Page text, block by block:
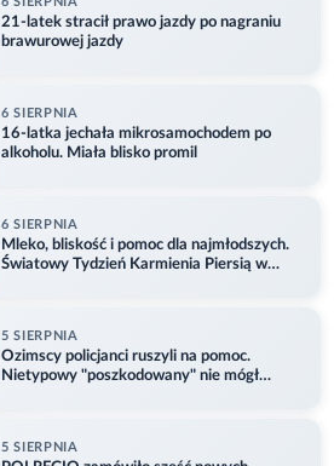
21-latek stracił prawo jazdy po nagraniu
brawurowej jazdy
6 SIERPNIA
16-latka jechała mikrosamochodem po
alkoholu. Miała blisko promil
6 SIERPNIA
Mleko, bliskość i pomoc dla najmłodszych.
Światowy Tydzień Karmienia Piersią w
5 SIERPNIA
Ozimscy policjanci ruszyli na pomoc.
Nietypowy "poszkodowany" nie mógł
5 SIERPNIA